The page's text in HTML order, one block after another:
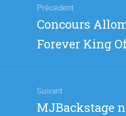
l’article
Précédent
Article
:
Concours
Forever King
Suivant
Article
MJBackstage